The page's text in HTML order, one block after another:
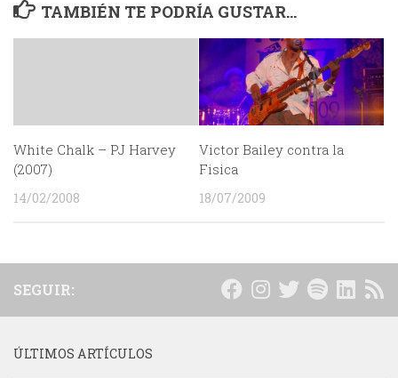
TAMBIÉN TE PODRÍA GUSTAR...
White Chalk – PJ Harvey
(2007)
14/02/2008
Victor Bailey contra la
Fisica
18/07/2009
SEGUIR:
ÚLTIMOS ARTÍCULOS